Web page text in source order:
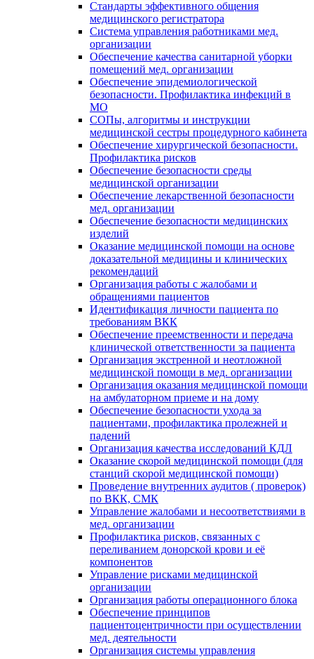
Стандарты эффективного общения
медицинского регистратора
Система управления работниками мед.
организации
Обеспечение качества санитарной уборки
помещений мед. организации
Обеспечение эпидемиологической
безопасности. Профилактика инфекций в
МО
СОПы, алгоритмы и инструкции
медицинской сестры процедурного кабинета
Обеспечение хирургической безопасности.
Профилактика рисков
Обеспечение безопасности среды
медицинской организации
Обеспечение лекарственной безопасности
мед. организации
Обеспечение безопасности медицинских
изделий
Оказание медицинской помощи на основе
доказательной медицины и клинических
рекомендаций
Организация работы с жалобами и
обращениями пациентов
Идентификация личности пациента по
требованиям ВКК
Обеспечение преемственности и передача
клинической ответственности за пациента
Организация экстренной и неотложной
медицинской помощи в мед. организации
Организация оказания медицинской помощи
на амбулаторном приеме и на дому
Обеспечение безопасности ухода за
пациентами, профилактика пролежней и
падений
Организация качества исследований КДЛ
Оказание скорой медицинской помощи (для
станций скорой медицинской помощи)
Проведение внутренних аудитов ( проверок)
по ВКК, СМК
Управление жалобами и несоответствиями в
мед. организации
Профилактика рисков, связанных с
переливанием донорской крови и её
компонентов
Управление рисками медицинской
организации
Организация работы операционного блока
Обеспечение принципов
пациентоцентричности при осуществлении
мед. деятельности
Организация системы управления